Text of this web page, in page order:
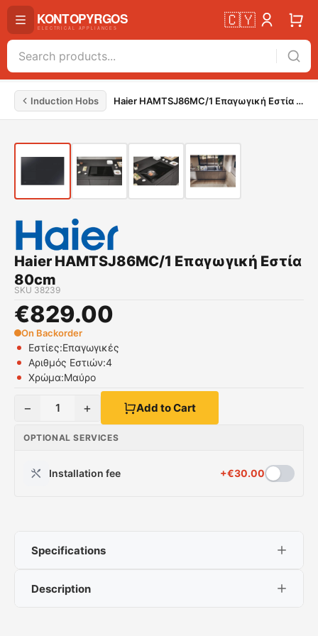
🇨🇾
Induction Hobs Haier HAMTSJ86MC/1 Επαγωγική Εστία 80cm
Haier HAMTSJ86MC/1 Επαγωγική Εστία
80cm
SKU 38239
€829.00
On Backorder
Εστίες:Επαγωγικές
Αριθμός Εστιών:4
Χρώμα:Μαύρο
− 1 + Add to Cart
OPTIONAL SERVICES
Installation fee +€30.00
Specifications
Εστίες:Επαγωγικές
Description